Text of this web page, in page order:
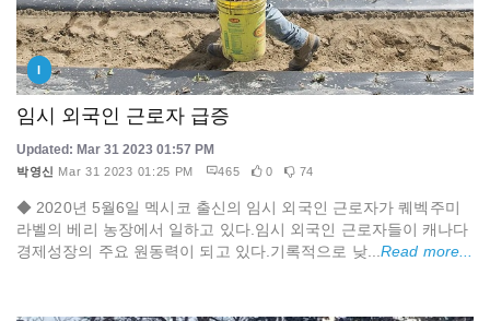
I
임시 외국인 근로자 급증
Updated: Mar 31 2023 01:57 PM
박영신 Mar 31 2023 01:25 PM 465 0 74
◆ 2020년 5월6일 멕시코 출신의 임시 외국인 근로자가 퀘벡주미
라벨의 베리 농장에서 일하고 있다.임시 외국인 근로자들이 캐나다
경제성장의 주요 원동력이 되고 있다.기록적으로 낮... Read more...